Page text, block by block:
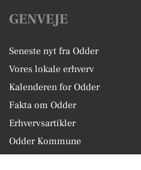
GENVEJE
Seneste nyt fra Odder
Vores lokale erhverv
Kalenderen for Odder
Fakta om Odder
Erhvervsartikler
Odder Kommune